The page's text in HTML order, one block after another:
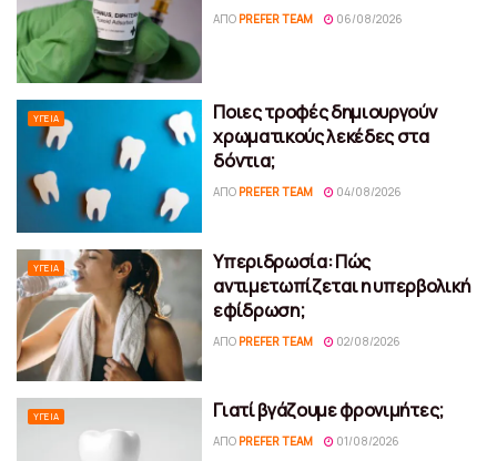
ΑΠΌ PREFER TEAM 06/08/2026
ΥΓΕΊΑ
Ποιες τροφές δημιουργούν
χρωματικούς λεκέδες στα
δόντια;
ΑΠΌ PREFER TEAM 04/08/2026
ΥΓΕΊΑ
Υπεριδρωσία: Πώς
αντιμετωπίζεται η υπερβολική
εφίδρωση;
ΑΠΌ PREFER TEAM 02/08/2026
ΥΓΕΊΑ Γιατί βγάζουμε φρονιμήτες;
ΑΠΌ PREFER TEAM 01/08/2026